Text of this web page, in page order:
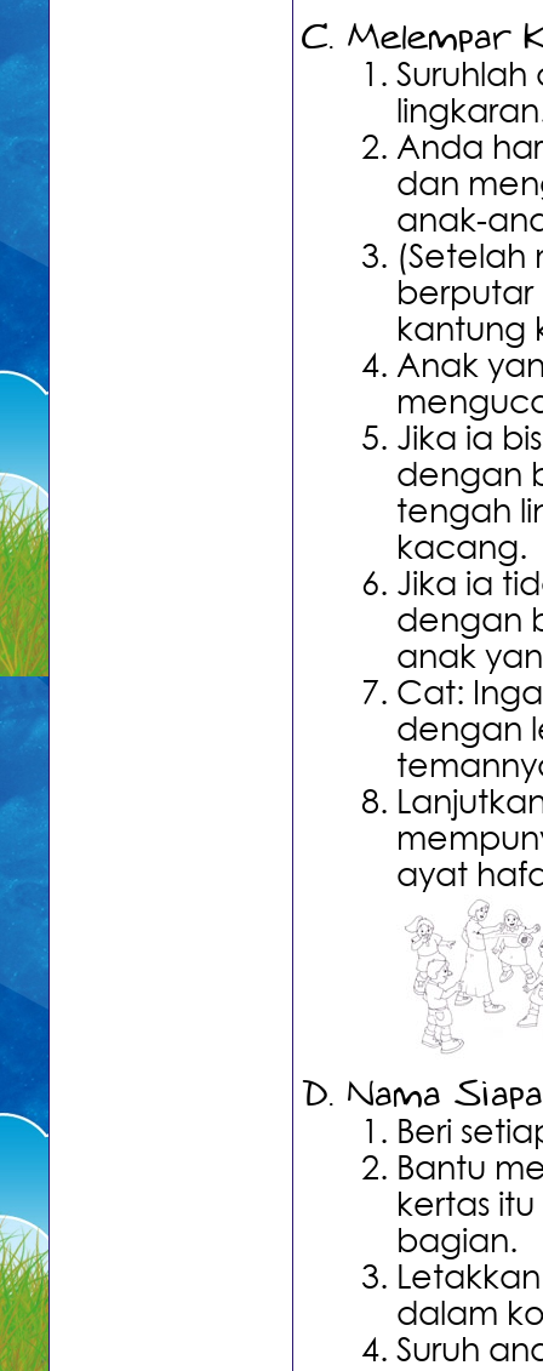
Melempar
Anda
dan
anak-
(Setelah
kantung
Anak
Jika ia
dengan
tengah
kacang.
Jika ia
dengan
anak
Cat:
dengan
ayat
Nama
Beri
Bantu
kertas
bagian.
dalam
Suruh